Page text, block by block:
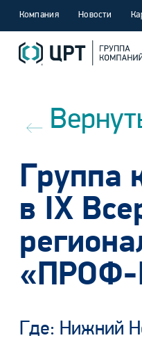
Компания Новости
Группа
в IX
«ПРОФ-
Где: Нижний